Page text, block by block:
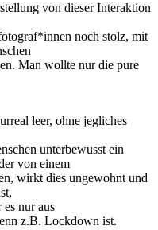
von dieser Interaktion
noch stolz, mit
Man wollte nur die pure
leer, ohne jegliches
unterbewusst ein
von einem
wirkt dies ungewohnt und
es nur aus
z.B. Lockdown ist.